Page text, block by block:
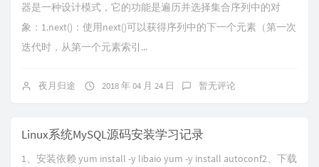
器是一种设计模式，它的功能是遍历并选择集合序列中的对
象：1.next()：使用next()可以获得序列中的下一个元素（第一次
迭代时，从第一个元素索引...
夜月归途 2018 年 04 月 24 日 暂无评论
Linux系统MySQL源码安装学习记录
1、安装依赖 yum install -y libaio yum -y install autoconf2、下载